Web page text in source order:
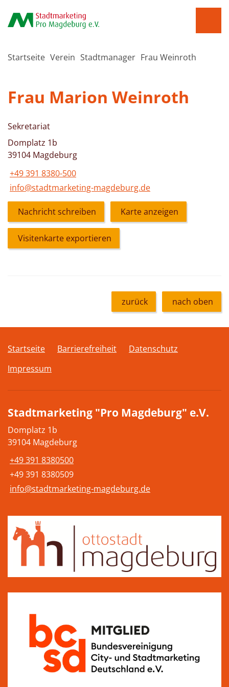
Startseite Verein Stadtmanager Frau Weinroth
Frau Marion Weinroth
Sekretariat
Domplatz 1b
39104 Magdeburg
+49 391 8380-500
info@stadtmarketing-magdeburg.de
Nachricht schreiben Karte anzeigen
Visitenkarte exportieren
zurück nach oben
Startseite Barrierefreiheit
Datenschutz
Impressum
Stadtmarketing "Pro Magdeburg" e.V.
Domplatz 1b
39104 Magdeburg
+49 391 8380500
+49 391 8380509
info@stadtmarketing-magdeburg.de